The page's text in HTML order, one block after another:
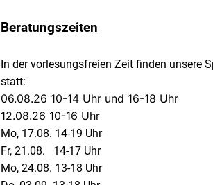
Beratungszeiten
In der vorlesungsfreien Zeit finden unsere
statt:
06.08.26 10-14 Uhr und 16-18 Uhr
12.08.26 10-16 Uhr
Mo, 17.08. 14-19 Uhr
Fr, 21.08. 14-17 Uhr
Mo, 24.08. 13-18 Uhr